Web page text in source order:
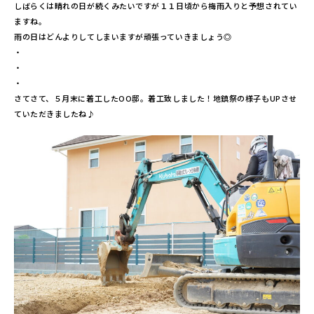
しばらくは晴れの日が続くみたいですが１１日頃から梅雨入りと予想されてい
ますね。
雨の日はどんよりしてしまいますが頑張っていきましょう◎
・
・
・
さてさて、５月末に着工したOO邸。着工致しました！地鎮祭の様子もUPさせ
ていただきましたね♪